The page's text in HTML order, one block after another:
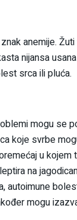
anemije.
nijansa
srca ili pluća.
mogu se
koje svrbe
u kojem
na
autoimune
mogu